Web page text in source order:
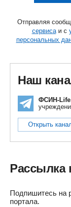
Отправляя
сервисаи с
персональных
Наш
ФСИН-Life
Открыть
Рассылка
Подпишитесь на
портала.